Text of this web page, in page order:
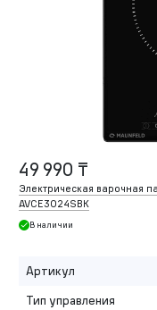
49 990 ₸
Электрическая варочная
AVCE3024SBK
В наличии
Артикул
Тип управления